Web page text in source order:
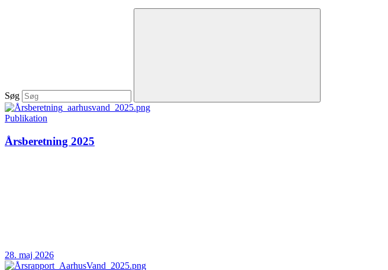
Søg
Publikation
Årsberetning 2025
28. maj 2026